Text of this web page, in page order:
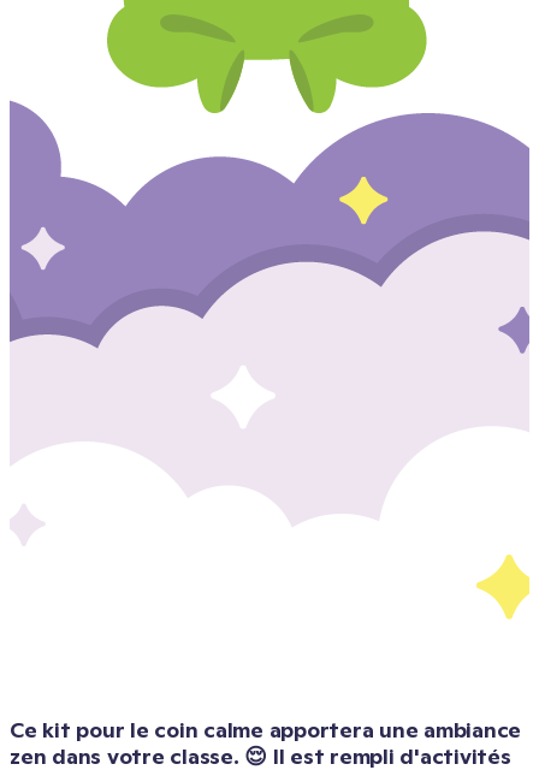
Ce kit pour le coin calme apportera une ambiance
zen dans votre classe. 😌 Il est rempli d'activités